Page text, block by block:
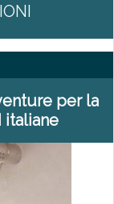
per la
italiane